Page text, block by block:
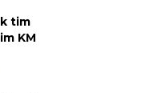
tim
KM